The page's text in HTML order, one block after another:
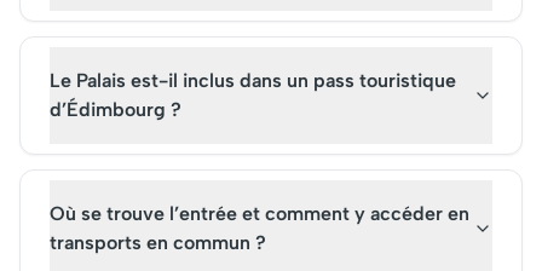
Le Palais est-il inclus dans un pass touristique
d’Édimbourg ?
Où se trouve l’entrée et comment y accéder en
transports en commun ?